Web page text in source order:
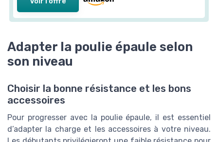
Adapter la poulie épaule selon
son niveau
Choisir la bonne résistance et les bons
accessoires
Pour progresser avec la poulie épaule, il est essentiel
d’adapter la charge et les accessoires à votre niveau.